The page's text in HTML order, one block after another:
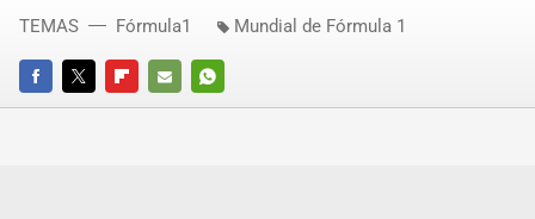
FACEBOOKTWITTERFLIPBOARD
E-
WHATSAPP
TEMAS Fórmula1 Mundial de Fórmula 1